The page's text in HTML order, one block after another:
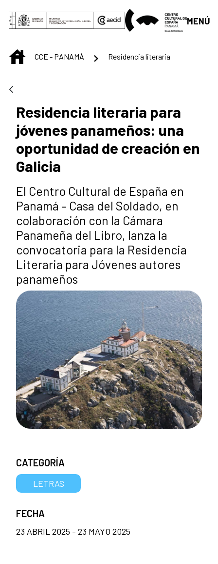
Saltar al contenido principal
MENÚ
INICIOCCE - PANAMÁ Residencia literaria
Residencia literaria para
jóvenes panameños: una
oportunidad de creación en
Galicia
El Centro Cultural de España en
Panamá – Casa del Soldado, en
colaboración con la Cámara
Panameña del Libro, lanza la
convocatoria para la Residencia
Literaria para Jóvenes autores
panameños
CATEGORÍA
LETRAS
FECHA
23 ABRIL 2025 - 23 MAYO 2025